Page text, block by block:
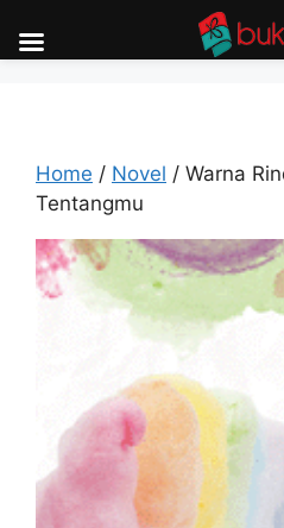
Home / Novel / Warna
Tentangmu